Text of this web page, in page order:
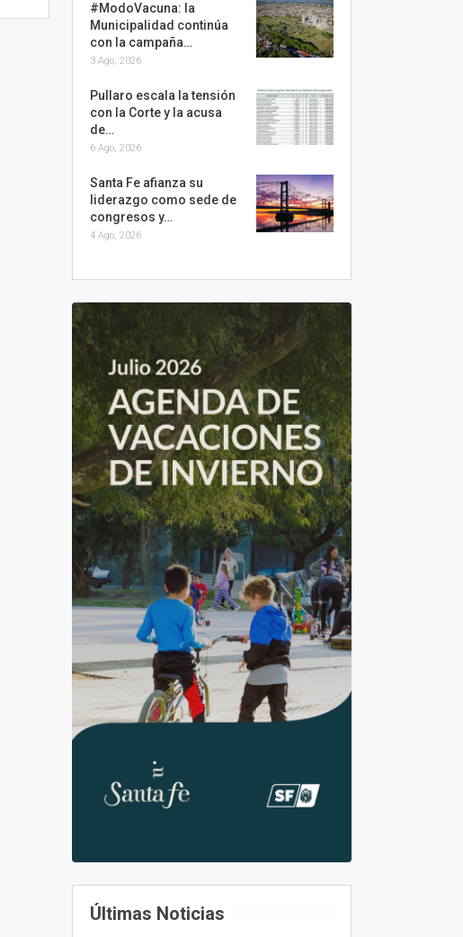
#ModoVacuna: la
Municipalidad continúa
con la campaña…
3 Ago, 2026
Pullaro escala la tensión
con la Corte y la acusa
de…
6 Ago, 2026
Santa Fe afianza su
liderazgo como sede de
congresos y…
4 Ago, 2026
Últimas Noticias